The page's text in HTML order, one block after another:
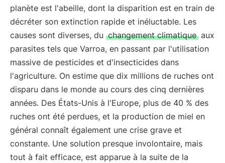
planète est l'abeille, dont la disparition est en train de
décréter son extinction rapide et inéluctable. Les
causes sont diverses, du changement climatique aux
parasites tels que Varroa, en passant par l'utilisation
massive de pesticides et d'insecticides dans
l'agriculture. On estime que dix millions de ruches ont
disparu dans le monde au cours des cinq dernières
années. Des États-Unis à l'Europe, plus de 40 % des
ruches ont été perdues, et la production de miel en
général connaît également une crise grave et
constante. Une solution presque involontaire, mais
tout à fait efficace, est apparue à la suite de la